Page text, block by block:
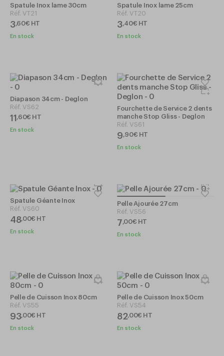
Spatule Inox lame 30cm
Réf. VT21
3,60€ HT
En stock
Spatule Inox lame 25cm
Réf. VT20
3,40€ HT
En stock
Diapason 34cm - Deglon
Réf. VS62
11,60€ HT
En stock
Fourchette de Service 2 dents
manche Stop Gliss - Deglon
Réf. VS61
9,90€ HT
En stock
Spatule Géante Inox
Réf. VS60
48,00€ HT
En stock
Pelle Ajourée 27cm
Réf. VS56
7,00€ HT
En stock
Pelle de Cuisson Inox 80cm
Réf. VS55
93,00€ HT
En stock
Pelle de Cuisson Inox 50cm
Réf. VS54
82,00€ HT
En stock